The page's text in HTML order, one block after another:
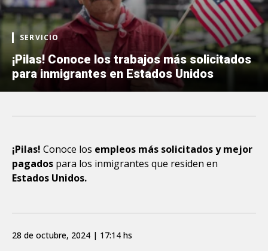
SERVICIO
¡Pilas! Conoce los trabajos más solicitados
para inmigrantes en Estados Unidos
¡Pilas! Conoce los empleos más solicitados y mejor
pagados para los inmigrantes que residen en
Estados Unidos.
28 de octubre, 2024 | 17:14 hs